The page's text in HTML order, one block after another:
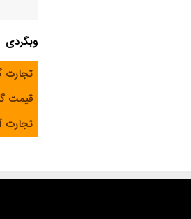
وبگردی
تجارت
قیمت
تجارت